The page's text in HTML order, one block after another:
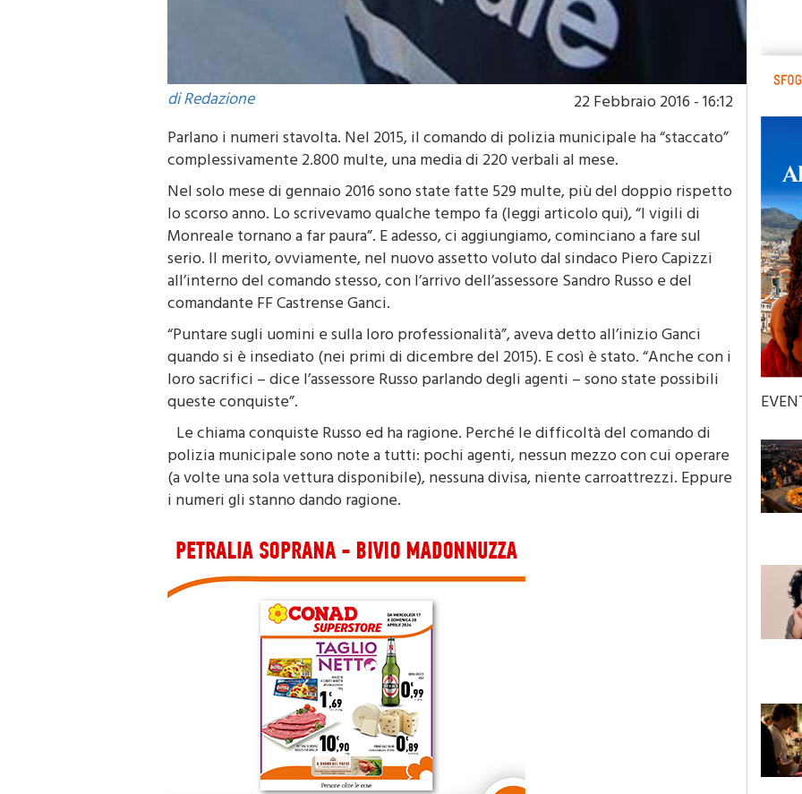
di Redazione
22 Febbraio 2016 - 16:12
Parlano i numeri stavolta. Nel 2015, il comando di polizia municipale ha “staccato”
complessivamente 2.800 multe, una media di 220 verbali al mese.
Nel solo mese di gennaio 2016 sono state fatte 529 multe, più del doppio rispetto
lo scorso anno. Lo scrivevamo qualche tempo fa (leggi articolo qui), “I vigili di
Monreale tornano a far paura”. E adesso, ci aggiungiamo, cominciano a fare sul
serio. Il merito, ovviamente, nel nuovo assetto voluto dal sindaco Piero Capizzi
all’interno del comando stesso, con l’arrivo dell’assessore Sandro Russo e del
comandante FF Castrense Ganci.
“Puntare sugli uomini e sulla loro professionalità”, aveva detto all’inizio Ganci
quando si è insediato (nei primi di dicembre del 2015). E così è stato. “Anche con i
loro sacrifici – dice l’assessore Russo parlando degli agenti – sono state possibili
queste conquiste”.
Le chiama conquiste Russo ed ha ragione. Perché le difficoltà del comando di
polizia municipale sono note a tutti: pochi agenti, nessun mezzo con cui operare
(a volte una sola vettura disponibile), nessuna divisa, niente carroattrezzi. Eppure
i numeri gli stanno dando ragione.